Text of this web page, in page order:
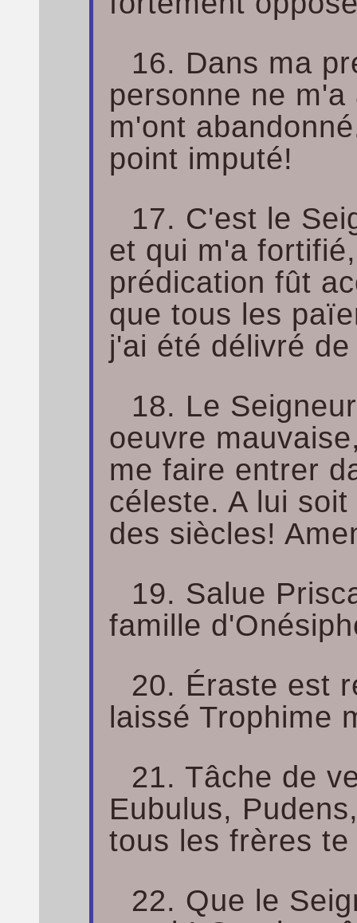
16. Dans ma
personne ne
m'ont
point imputé!
17. C'est le
et qui m'a
prédication fût
que tous les
j'ai été délivré
18. Le
oeuvre
me faire entrer
céleste. A lui
des siècles!
19. Salue
famille
20. Éraste est
laissé Trophime
21. Tâche de
Eubulus,
tous les frères
22. Que le